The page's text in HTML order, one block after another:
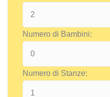
Numero di Bambini:
Numero di Stanze: